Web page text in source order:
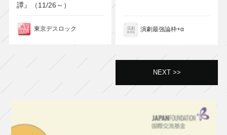
譚』（11/26～）
東京デスロック 演劇最強論枠+α
NEXT >>